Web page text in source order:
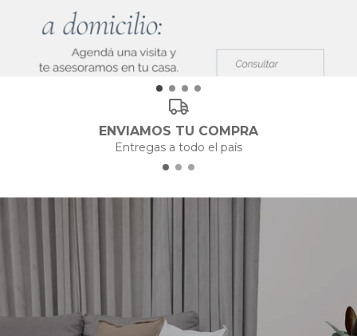
ENVIAMOS TU COMPRA
Entregas a todo el país